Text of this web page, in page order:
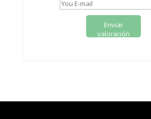
Enviar
valoración